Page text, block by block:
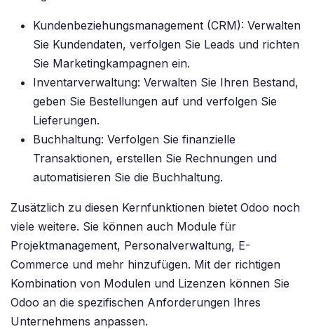
Kundenbeziehungsmanagement (CRM): Verwalten
Sie Kundendaten, verfolgen Sie Leads und richten
Sie Marketingkampagnen ein.
Inventarverwaltung: Verwalten Sie Ihren Bestand,
geben Sie Bestellungen auf und verfolgen Sie
Lieferungen.
Buchhaltung: Verfolgen Sie finanzielle
Transaktionen, erstellen Sie Rechnungen und
automatisieren Sie die Buchhaltung.
Zusätzlich zu diesen Kernfunktionen bietet Odoo noch
viele weitere. Sie können auch Module für
Projektmanagement, Personalverwaltung, E-
Commerce und mehr hinzufügen. Mit der richtigen
Kombination von Modulen und Lizenzen können Sie
Odoo an die spezifischen Anforderungen Ihres
Unternehmens anpassen.